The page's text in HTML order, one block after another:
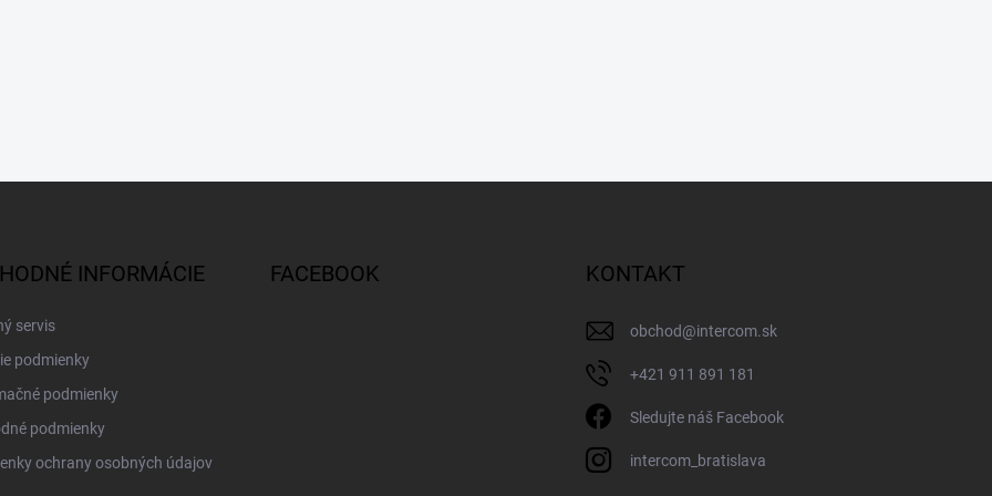
INFORMÁCIE
servis
podmienky
podmienky
podmienky
ochrany osobných údajov
FACEBOOK KONTAKT
obchod@intercom.sk
+421 911 891 181
Sledujte náš Facebook
intercom_bratislava